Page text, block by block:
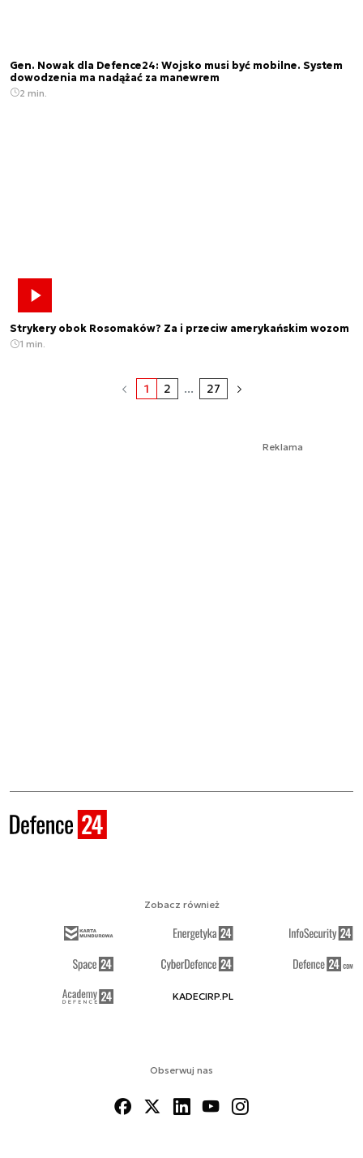
Gen. Nowak dla Defence24: Wojsko musi być mobilne. System
dowodzenia ma nadążać za manewrem
2 min.
Strykery obok Rosomaków? Za i przeciw amerykańskim wozom
1 min.
1 2 ... 27
Reklama
Obserwuj nas
Zobacz również
KADECIRP.PL